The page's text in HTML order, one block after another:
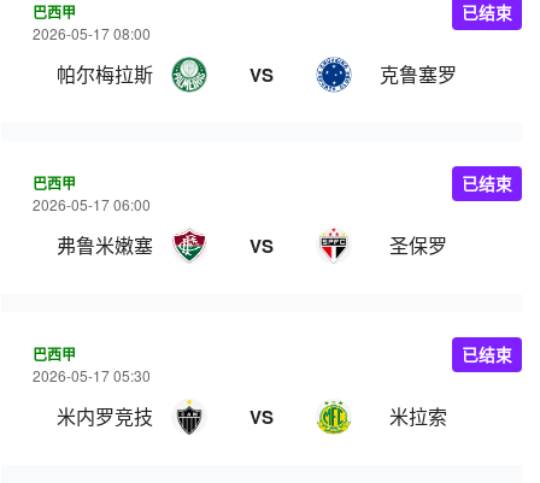
巴西甲
2026-05-17 08:00
帕尔梅拉斯 VS 克鲁塞罗
已结束
巴西甲
2026-05-17 06:00
弗鲁米嫩塞 VS 圣保罗
已结束
巴西甲
2026-05-17 05:30
米内罗竞技 VS 米拉索
已结束